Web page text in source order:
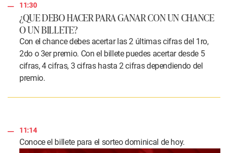
11:30
¿QUE DEBO HACER PARA GANAR CON UN CHANCE
O UN BILLETE?
Con el chance debes acertar las 2 últimas cifras del 1ro,
2do o 3er premio. Con el billete puedes acertar desde 5
cifras, 4 cifras, 3 cifras hasta 2 cifras dependiendo del
premio.
11:14
Conoce el billete para el sorteo dominical de hoy.